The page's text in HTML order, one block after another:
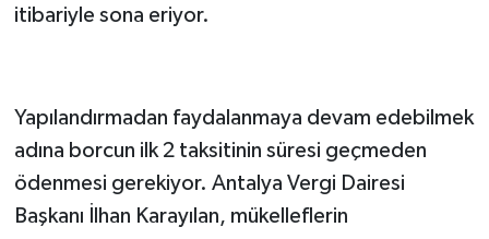
itibariyle sona eriyor.
Yapılandırmadan faydalanmaya devam edebilmek
adına borcun ilk 2 taksitinin süresi geçmeden
ödenmesi gerekiyor. Antalya Vergi Dairesi
Başkanı İlhan Karayılan, mükelleflerin
Televizyon
Yaşam